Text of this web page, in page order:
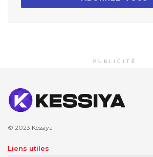
PUBLICITÉ
© 2023 Kessiya
Liens utiles